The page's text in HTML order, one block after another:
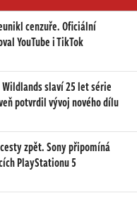
cenzuře. Oficiální
YouTube i TikTok
Wildlands slaví 25 let série
potvrdil vývoj nového dílu
zpět. Sony připomíná
PlayStationu 5